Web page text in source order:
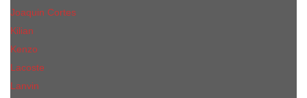
Joaquin Сortes
Kilian
Kenzo
Lacoste
Lanvin